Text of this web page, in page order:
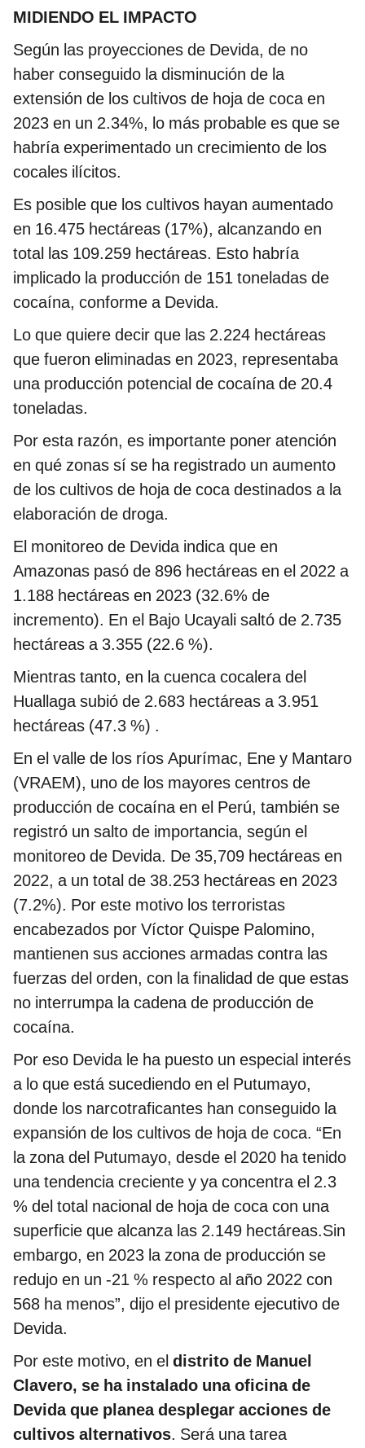
MIDIENDO EL IMPACTO
Según las proyecciones de Devida, de no
haber conseguido la disminución de la
extensión de los cultivos de hoja de coca en
2023 en un 2.34%, lo más probable es que se
habría experimentado un crecimiento de los
cocales ilícitos.
Es posible que los cultivos hayan aumentado
en 16.475 hectáreas (17%), alcanzando en
total las 109.259 hectáreas. Esto habría
implicado la producción de 151 toneladas de
cocaína, conforme a Devida.
Lo que quiere decir que las 2.224 hectáreas
que fueron eliminadas en 2023, representaba
una producción potencial de cocaína de 20.4
toneladas.
Por esta razón, es importante poner atención
en qué zonas sí se ha registrado un aumento
de los cultivos de hoja de coca destinados a la
elaboración de droga.
El monitoreo de Devida indica que en
Amazonas pasó de 896 hectáreas en el 2022 a
1.188 hectáreas en 2023 (32.6% de
incremento). En el Bajo Ucayali saltó de 2.735
hectáreas a 3.355 (22.6 %).
Mientras tanto, en la cuenca cocalera del
Huallaga subió de 2.683 hectáreas a 3.951
hectáreas (47.3 %) .
En el valle de los ríos Apurímac, Ene y Mantaro
(VRAEM), uno de los mayores centros de
producción de cocaína en el Perú, también se
registró un salto de importancia, según el
monitoreo de Devida. De 35,709 hectáreas en
2022, a un total de 38.253 hectáreas en 2023
(7.2%). Por este motivo los terroristas
encabezados por Víctor Quispe Palomino,
mantienen sus acciones armadas contra las
fuerzas del orden, con la finalidad de que estas
no interrumpa la cadena de producción de
cocaína.
Por eso Devida le ha puesto un especial interés
a lo que está sucediendo en el Putumayo,
donde los narcotraficantes han conseguido la
expansión de los cultivos de hoja de coca. “En
la zona del Putumayo, desde el 2020 ha tenido
una tendencia creciente y ya concentra el 2.3
% del total nacional de hoja de coca con una
superficie que alcanza las 2.149 hectáreas.Sin
embargo, en 2023 la zona de producción se
redujo en un -21 % respecto al año 2022 con
568 ha menos”, dijo el presidente ejecutivo de
Devida.
Por este motivo, en el distrito de Manuel
Clavero, se ha instalado una oficina de
Devida que planea desplegar acciones de
cultivos alternativos. Será una tarea